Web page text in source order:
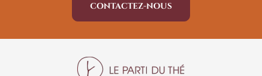
CONTACTEZ-NOUS